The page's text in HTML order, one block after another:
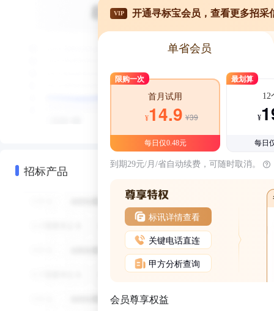
招标产品
VIP 开通寻标宝会员，查看更多招采
单省会员
限购一次
首月试用
¥14.9 ¥39
每日仅0.48元
最划算
12
¥
每日
到期29元/月/省自动续费，可随时取消。
标讯详情查看
关键电话直连
甲方分析查询
会员尊享权益